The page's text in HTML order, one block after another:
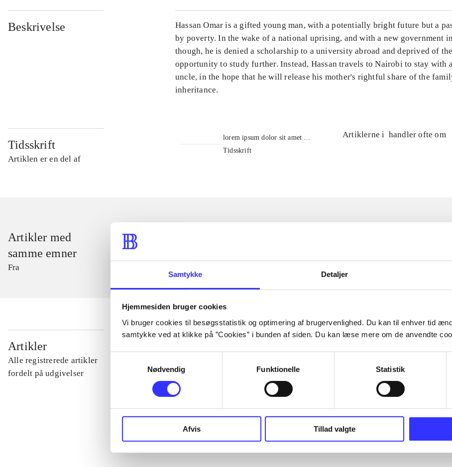
Samtykke Detaljer
Hjemmesiden bruger cookies
Vi bruger cookies til besøgsstatistik og optimering af brugervenlighed. Du kan til enhver tid
samtykke ved at klikke på ”Cookies” i bunden af siden. Du kan læse mere om de anvendte
Nødvendig
Funktionelle Statistik
Afvis Tillad valgte
Beskrivelse
Hassan Omar is a gifted young man, with a potentially bright future but a
by poverty. In the wake of a national uprising, and with a new government
though, he is denied a scholarship to a university abroad and deprived of the
opportunity to study further. Instead, Hassan travels to Nairobi to stay with
uncle, in the hope that he will release his mother's rightful share of the
inheritance.
Tidsskrift
Artiklen er en del af
lorem ipsum dolor sit amet ...
Tidsskrift
Artiklerne i handler ofte om
Artikler med
samme emner
Fra
Artikler
Alle registrerede artikler
fordelt på udgivelser
...
...